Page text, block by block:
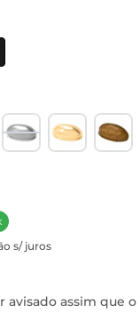
s/ juros
avisado assim que